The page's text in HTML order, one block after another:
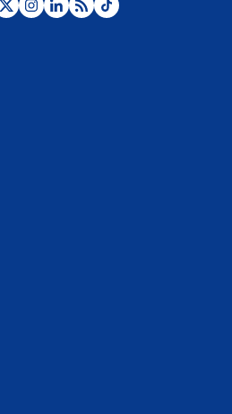
¿Por qué De la Espriella gobernará